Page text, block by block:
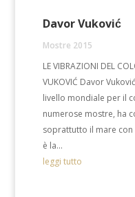
Davor Vuković
Mostre 2015
LE VIBRAZIONI DEL
VUKOVIĆ Davor
livello mondiale per il
numerose mostre, ha
soprattutto il mare con
è la...
leggi tutto